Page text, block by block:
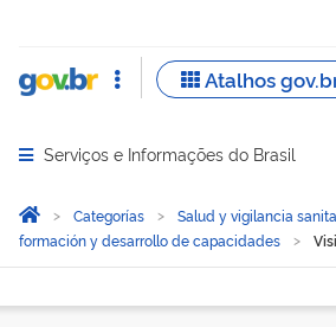
Abrir menu principal de navegação
Serviços e Informações do Brasil
Você está aqui:
InicioCategorías Salud y vigilancia
formación y desarrollo de capacidades
Visitas y Eventos